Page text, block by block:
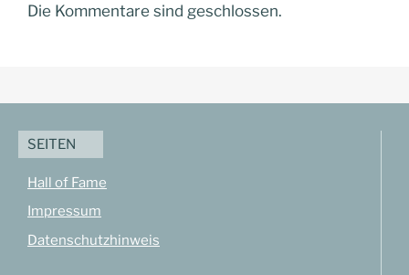
Die Kommentare sind geschlossen.
SEITEN
Hall of Fame
Impressum
Datenschutzhinweis